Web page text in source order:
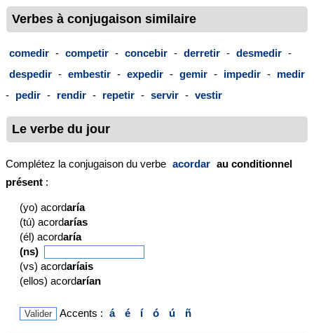
Verbes à conjugaison similaire
comedir - competir - concebir - derretir - desmedir -
despedir - embestir - expedir - gemir - impedir - medir
- pedir - rendir - repetir - servir - vestir
Le verbe du jour
Complétez la conjugaison du verbe acordar au conditionnel
présent :
(yo) acordaría
(tú) acordarías
(él) acordaría
(ns)
(vs) acordaríais
(ellos) acordarían
Accents : á é í ó ú ñ